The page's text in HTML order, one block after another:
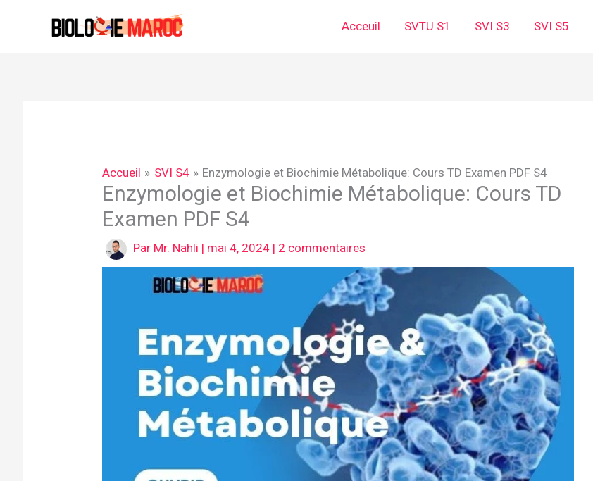
Acceuil SVTU S1 SVI S3 SVI S5
Accueil SVI S4 Enzymologie et Biochimie Métabolique: Cours TD Examen PDF S4
Enzymologie et Biochimie Métabolique: Cours TD
Examen PDF S4
Par Mr. Nahli | mai 4, 2024 | 2 commentaires